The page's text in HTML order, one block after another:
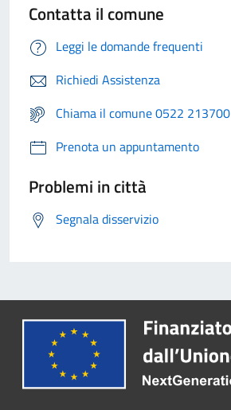
Contatta il comune
Leggi le domande frequenti
Richiedi Assistenza
Chiama il comune 0522 213700
Prenota un appuntamento
Problemi in città
Segnala disservizio